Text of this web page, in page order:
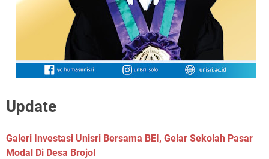
Update
Galeri Investasi Unisri Bersama BEI, Gelar Sekolah Pasar
Modal Di Desa Brojol